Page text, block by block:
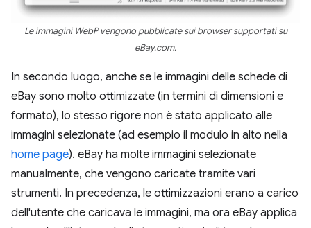
Le immagini WebP vengono pubblicate sui browser supportati su
eBay.com.
In secondo luogo, anche se le immagini delle schede di
eBay sono molto ottimizzate (in termini di dimensioni e
formato), lo stesso rigore non è stato applicato alle
immagini selezionate (ad esempio il modulo in alto nella
home page). eBay ha molte immagini selezionate
manualmente, che vengono caricate tramite vari
strumenti. In precedenza, le ottimizzazioni erano a carico
dell'utente che caricava le immagini, ma ora eBay applica